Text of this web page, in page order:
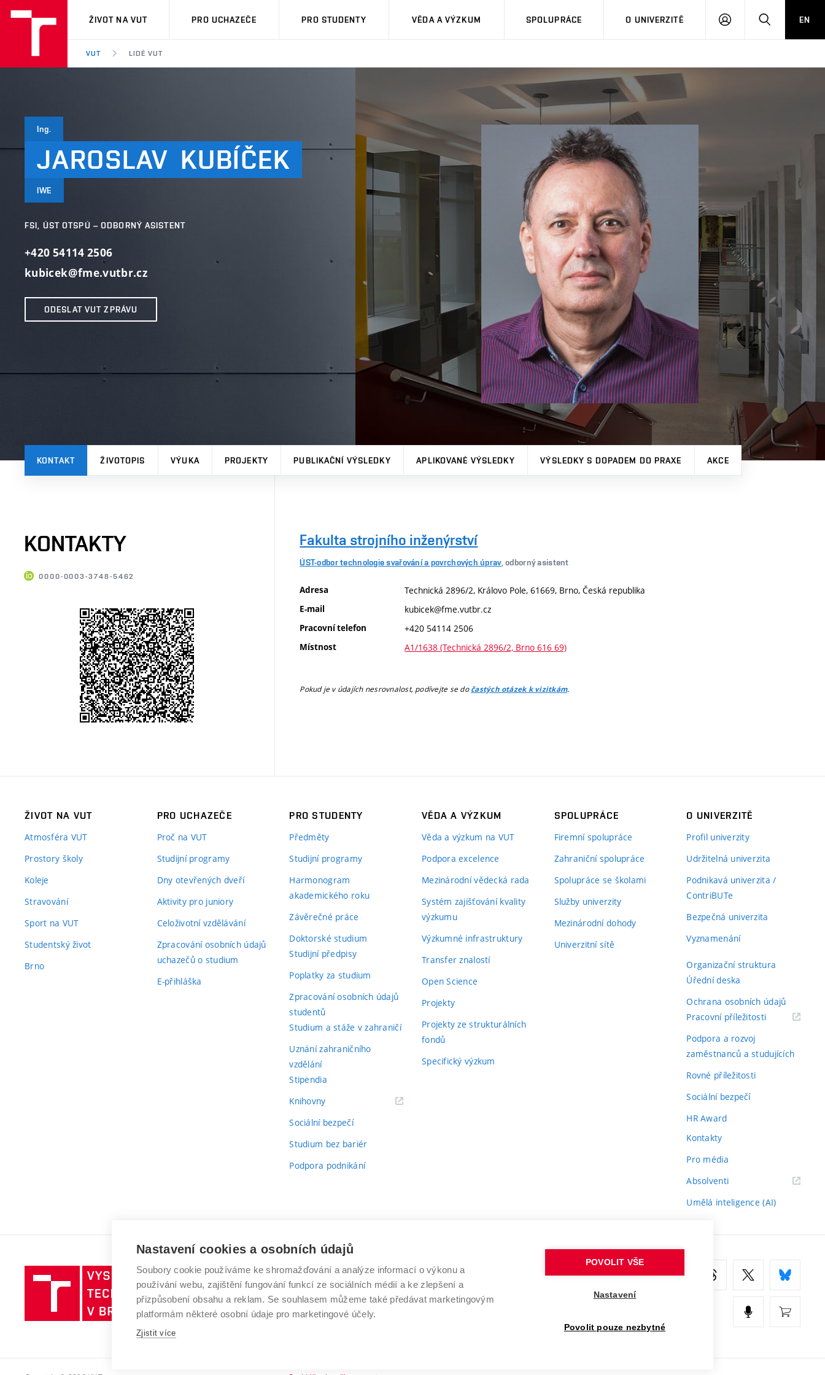
VUT
ŽIVOT NA VUT PRO UCHAZEČE PRO STUDENTY VĚDA A VÝZKUM SPOLUPRÁCE O UNIVERZITĚ
PŘIHLÁSIT HLEDATEN
VUT LIDÉ VUT
Ing.
JAROSLAV KUBÍČEK
IWE
FSI, ÚST OTSPÚ – ODBORNÝ ASISTENT
+420 54114 2506
kubicek@fme.vutbr.cz
ODESLAT VUT ZPRÁVU
KONTAKT ŽIVOTOPIS VÝUKA PROJEKTY PUBLIKAČNÍ VÝSLEDKY APLIKOVANÉ VÝSLEDKY VÝSLEDKY S DOPADEM DO PRAXE AKCE
KONTAKTY
0000-0003-3748-5462
Fakulta strojního inženýrství
ÚST-odbor technologie svařování a povrchových úprav, odborný asistent
Adresa Technická 2896/2, Královo Pole, 61669, Brno, Česká republika
E-mail kubicek@fme.vutbr.cz
Pracovní telefon +420 54114 2506
Místnost A1/1638 (Technická 2896/2, Brno 616 69)
Pokud je v údajích nesrovnalost, podívejte se dočastých otázek k vizitkám.
ŽIVOT NA VUT
Atmosféra VUT
Prostory školy
Koleje
Stravování
Sport na VUT
Studentský život
Brno
PRO UCHAZEČE
Proč na VUT
Studijní programy
Dny otevřených dveří
Aktivity pro juniory
Celoživotní vzdělávání
Zpracování osobních údajů
uchazečů o studium
E-přihláška
PRO STUDENTY
Předměty
Studijní programy
Harmonogram
akademického roku
Závěrečné práce
Doktorské studium
Studijní předpisy
Poplatky za studium
Zpracování osobních údajů
studentů
Studium a stáže v zahraničí
Uznání zahraničního
vzdělání
Stipendia
Knihovny(externí
Sociální bezpečí
Studium bez bariér
Podpora podnikání
VĚDA A VÝZKUM
Věda a výzkum na VUT
Podpora excelence
Mezinárodní vědecká rada
Systém zajišťování kvality
výzkumu
Výzkumné infrastruktury
Transfer znalostí
Open Science
Projekty
Projekty ze strukturálních
fondů
Specifický výzkum
SPOLUPRÁCE
Firemní spolupráce
Zahraniční spolupráce
Spolupráce se školami
Služby univerzity
Mezinárodní dohody
Univerzitní sítě
O UNIVERZITĚ
Profil univerzity
Udržitelná univerzita
Podnikavá univerzita /
ContriBUTe
Bezpečná univerzita
Vyznamenání
Organizační struktura
Úřední deska
Ochrana osobních údajů
Pracovní příležitosti(externí
Podpora a rozvoj
zaměstnanců a studujících
Rovné příležitosti
Sociální bezpečí
HR Award
Kontakty
Pro média
Absolventi(externí
Umělá inteligence (AI)
Vysoké
učení
technické
v
VYSOKÉ UČENÍ TECHNICKÉ V BRNĚ
Antonínská 548/1
602 00 Brno
www.vut.cz
Nastavení cookies a osobních údajů
Soubory cookie používáme ke shromažďování a analýze informací o výkonu a
používání webu, zajištění fungování funkcí ze sociálních médií a ke zlepšení a
přizpůsobení obsahu a reklam. Se souhlasem můžeme také předávat marketingovým
platformám některé osobní údaje pro marketingové účely.
Zjistit více
POVOLIT VŠE
Nastavení
Povolit pouze nezbytné